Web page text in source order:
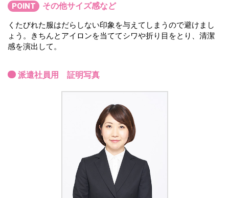
POINT その他サイズ感など
くたびれた服はだらしない印象を与えてしまうので避けまし
ょう。きちんとアイロンを当ててシワや折り目をとり、清潔
感を演出して。
派遣社員用 証明写真